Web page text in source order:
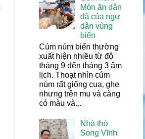
Món ăn dân
dã của ngư
dân vùng
biển
Cúm núm biển thường
xuất hiện nhiều từ độ
tháng 9 đến tháng 3 âm
lịch. Thoạt nhìn cúm
núm rất giống cua, ghẹ
nhưng trên mu và càng
có màu và...
Nhà thờ
Song Vĩnh